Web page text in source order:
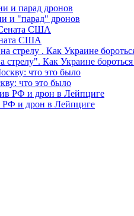
и "парад" дронов
США
стрелу". Как Украине
что это было
РФ и дрон в Лейпциге